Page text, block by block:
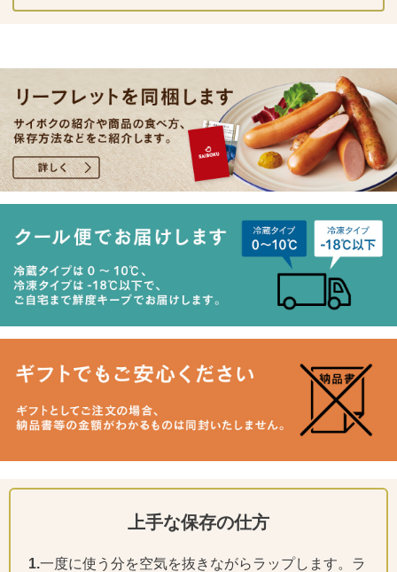
上手な保存の仕方
1.一度に使う分を空気を抜きながらラップします。ラ